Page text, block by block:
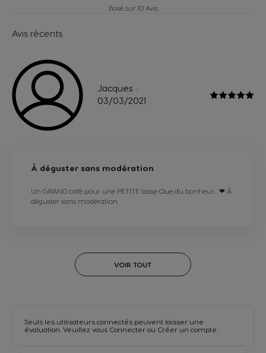
Basé sur 10 Avis
Avis récents
Jacques -
03/03/2021
À déguster sans modération
Un GRAND café pour une PETITE tasse Que du bonheur... ❤ À
déguster sans modération.
VOIR TOUT
Seuls les utilisateurs connectés peuvent laisser une
évaluation. Veuillez vous Connecter ou Créer un compte